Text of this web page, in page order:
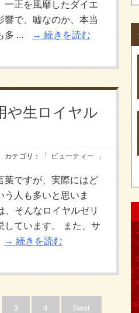
一正を風靡したダイエ
響で、嘘なのか、本当
多 ...
続きを読む
や生ロイヤル
カテゴリ：「 ビューティー 」
葉ですが、実際にはど
人も多いと思いま
、そんなロイヤルゼリ
しています。 また、サ
続きを読む
3 4 Next